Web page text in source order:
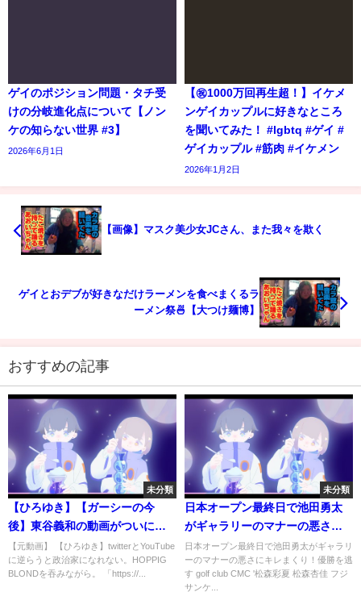
ゲイのポジション問題・タチ受
けの分岐進化点について【ノン
ケの知らない世界 #3】
2026年6月1日
【㊗️1000万回再生超！】イケメ
ンゲイカップルに好きなところ
を聞いてみた！ #lgbtq #ゲイ #
ゲイカップル #筋肉 #イケメン
2026年1月2日
【画像】マスク美少女JCさん、また我々を欺く
ゲイとおデブが好きなだけラーメンを食べまくるラ
ーメン祭🍜【大つけ麺博】
おすすめの記事
未分類
【ひろゆき】【ガーシーの今
後】東谷義和の動画がついに全
削除。YouTubeに逆らってはい
けません。ひろゆきが語る。
【楽天 立花孝志 三木谷浩史 トラ
【元動画】 【ひろゆき】twitterとYouTube
に逆らうと政治家になれない。HOPPIG
BLONDを吞みながら。 「https://...
未分類
日本オープン最終日で池田勇太
がギャラリーのマナーの悪さに
キレまくり！優勝を逃す
日本オープン最終日で池田勇太がギャラリ
ーのマナーの悪さにキレまくり！優勝を逃
す golf club CMC '松森彩夏 松森杏佳 フジ
サンケ...